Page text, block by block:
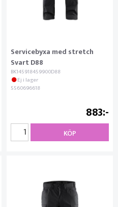
Servicebyxa med stretch
Svart D88
BK145918459900D88
Ej i lager
5560696618
883
KÖP